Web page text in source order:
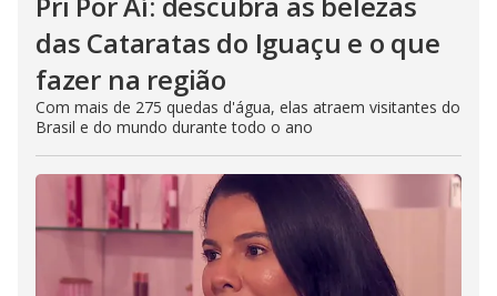
das Cataratas do Iguaçu e o que
fazer na região
Com mais de 275 quedas d'água, elas atraem visitantes do
Brasil e do mundo durante todo o ano